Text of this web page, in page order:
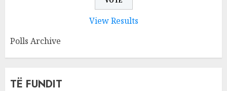
View Results
Polls Archive
TË FUNDIT